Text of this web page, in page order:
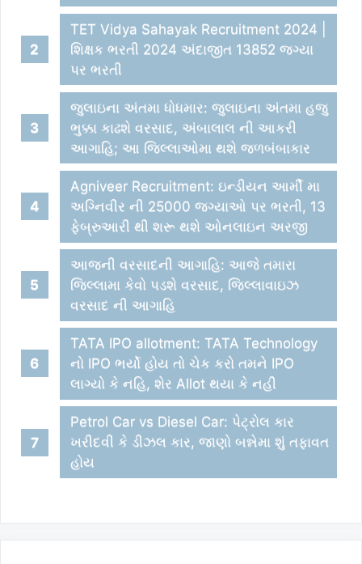
TET Vidya Sahayak Recruitment 2024 |
શિક્ષક ભરતી 2024 અંદાજીત 13852 જગ્યા
પર ભરતી
જુલાઇના અંતમા ધોધમાર: જુલાઇના અંતમા હજુ
ભુક્કા કાઢશે વરસાદ, અંબાલાલ ની આકરી
આગાહિ; આ જિલ્લાઓમા થશે જળબંબાકાર
Agniveer Recruitment: ઇન્ડીયન આર્મી મા
અગ્નિવીર ની 25000 જગ્યાઓ પર ભરતી, 13
ફેબ્રુઆરી થી શરૂ થશે ઓનલાઇન અરજી
આજની વરસાદની આગાહિ: આજે તમારા
જિલ્લામા કેવો પડશે વરસાદ, જિલ્લાવાઇઝ
વરસાદ ની આગાહિ
TATA IPO allotment: TATA Technology
નો IPO ભર્યો હોય તો ચેક કરો તમને IPO
લાગ્યો કે નહિ, શેર Allot થયા કે નહી
Petrol Car vs Diesel Car: પેટ્રોલ કાર
ખરીદવી કે ડીઝલ કાર, જાણો બન્નેમા શું તફાવત
હોય